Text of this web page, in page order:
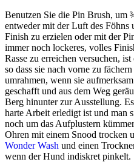
Benutzen Sie die Pin Brush, um
entweder mit der Luft des Föhns
Finish zu erzielen oder mit der
immer noch lockeres, volles
Rasse zu erreichen versuchen,
so dass sie nach vorne zu
umrahmen, wenn sie
geschafft und aus dem Weg
Berg hinunter zur Ausstellung.
harte Arbeit erledigt ist und man
noch um das Aufplustern
Ohren mit einem Snood trocken
Wonder Wash und einen
wenn der Hund indiskret pinkelt.